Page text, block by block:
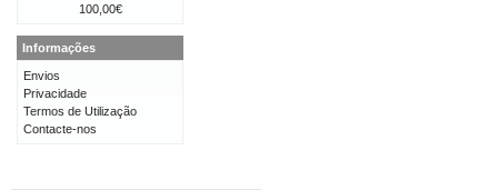
100,00€
Informações
Envios
Privacidade
Termos de Utilização
Contacte-nos